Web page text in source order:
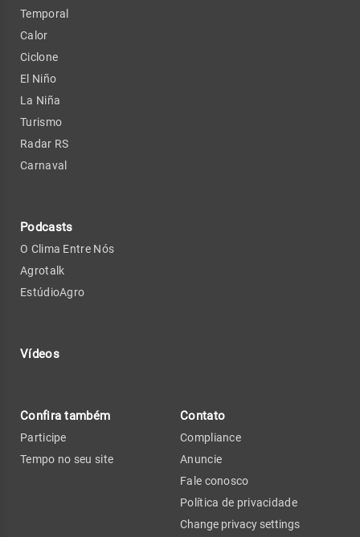
Temporal
Calor
Ciclone
El Niño
La Niña
Turismo
Radar RS
Carnaval
Podcasts
O Clima Entre Nós
Agrotalk
EstúdioAgro
Vídeos
Confira também
Participe
Tempo no seu site
Contato
Compliance
Anuncie
Fale conosco
Política de privacidade
Change privacy settings